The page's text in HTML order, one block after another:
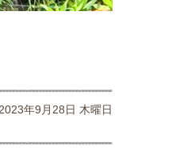
2023年9月28日 木曜日